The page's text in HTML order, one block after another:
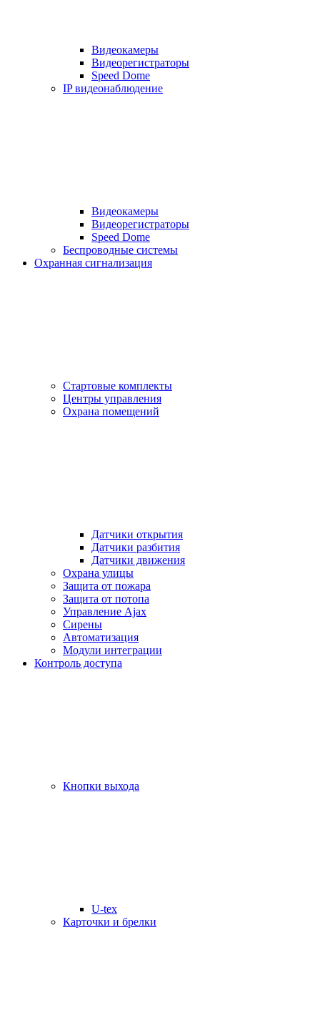
Видеокамеры
Видеорегистраторы
Speed Dome
IP видеонаблюдение
Видеокамеры
Видеорегистраторы
Speed Dome
Беспроводные системы
Охранная сигнализация
Стартовые комплекты
Центры управления
Охрана помещений
Датчики открытия
Датчики разбития
Датчики движения
Охрана улицы
Защита от пожара
Защита от потопа
Управление Ajax
Сирены
Автоматизация
Модули интеграции
Контроль доступа
Кнопки выхода
U-tex
Карточки и брелки